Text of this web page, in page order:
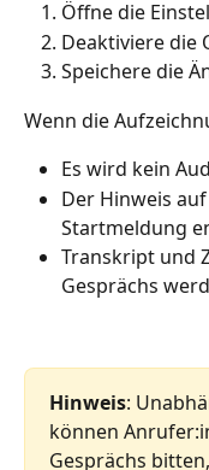
Öffne die
Deaktiviere die
Speichere die
Wenn die
Es wird kein
Der Hinweis
Startmeldung
Transkript und
Gesprächs
Hinweis:
können
Gesprächs